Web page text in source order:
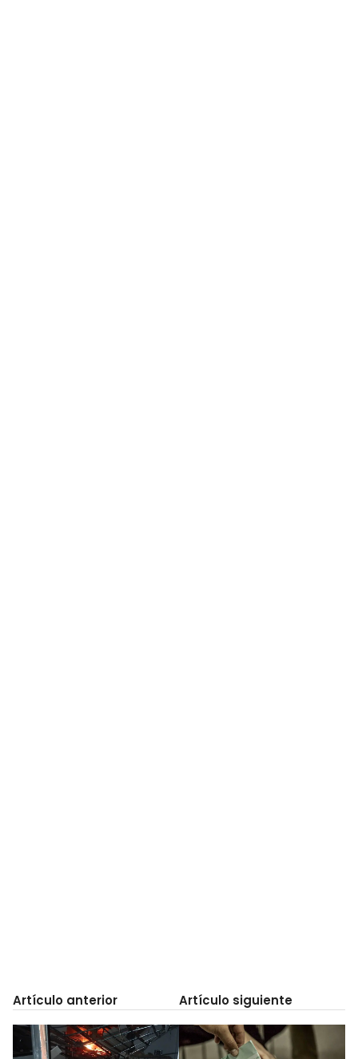
Artículo anterior Artículo siguiente